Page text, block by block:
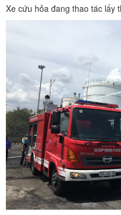
Xe cứu hỏa đang thao tác lấy